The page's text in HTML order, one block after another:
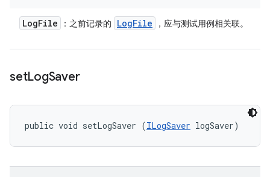
LogFile ：之前记录的 LogFile ，应与测试用例相关联。
setLogSaver
public void setLogSaver (ILogSaver logSaver)